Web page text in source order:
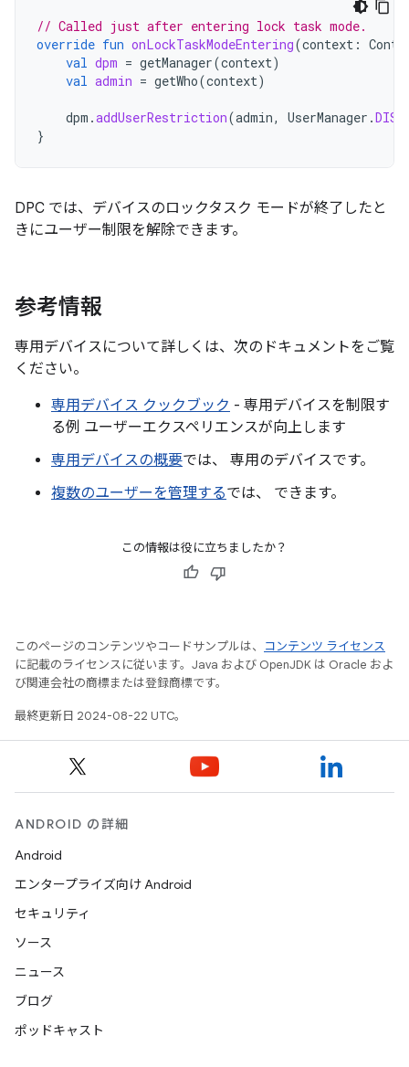
// Called just after entering lock task mode.
override fun onLockTaskModeEntering(context :
val dpm = getManager(context)
val admin = getWho(context)
dpm .addUserRestriction(admin, UserManager .
}
DPC では、デバイスのロックタスク モードが終了したと
きにユーザー制限を解除できます。
参考情報
専用デバイスについて詳しくは、次のドキュメントをご覧
ください。
専用デバイス クックブック - 専用デバイスを制限す
る例 ユーザーエクスペリエンスが向上します
専用デバイスの概要では、 専用のデバイスです。
複数のユーザーを管理するでは、 できます。
この情報は役に立ちましたか？
このページのコンテンツやコードサンプルは、
コンテンツ ライセンス
に記載のライセンスに従います。Java および OpenJDK は Oracle およ
び関連会社の商標または登録商標です。
最終更新日 2024-08-22 UTC。
ANDROID の詳細
Android
エンタープライズ向け Android
セキュリティ
ソース
ニュース
ブログ
ポッドキャスト